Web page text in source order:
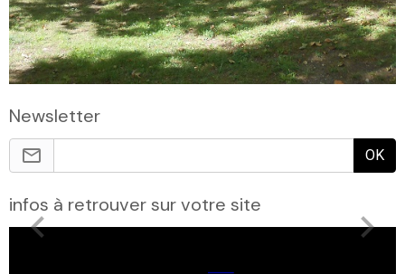
Newsletter
OK
infos à retrouver sur votre site